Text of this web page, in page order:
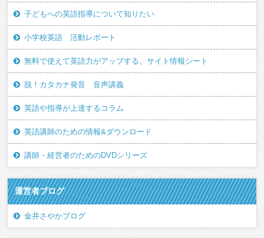
子どもへの英語指導について知りたい
小学校英語 活動レポート
無料で使えて英語力がアップする、サイト情報シート
脱！カタカナ発音 音声講義
英語や指導が上達するコラム
英語講師のための情報&ダウンロード
講師・経営者のためのDVDシリーズ
運営者ブログ
金井さやかブログ